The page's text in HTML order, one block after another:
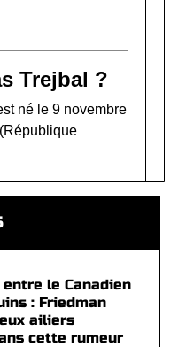
Trejbal ?
né le 9 novembre
le Canadien
: Friedman
ailiers
cette rumeur